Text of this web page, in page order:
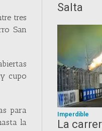
tres
San
cupo
para
la
Salta
Imperdible
La